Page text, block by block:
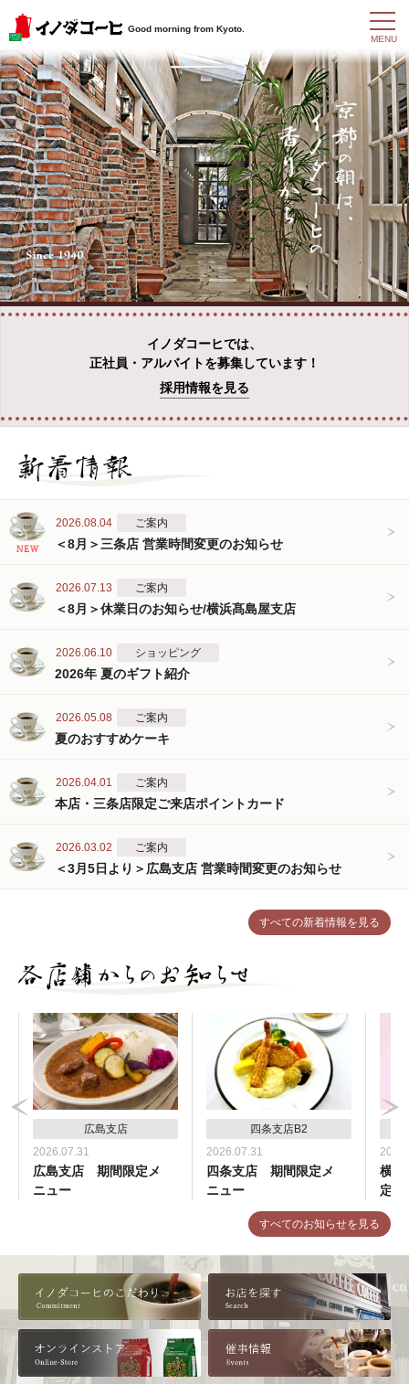
Good morning from Kyoto.
t
o
g
g
l
e
n
a
v
g
a
t
i
o
n
MENU
イノダコーヒでは、
正社員・アルバイトを募集しています！
採用情報を見る
すべての新着情報を見る
2026.08.04 ご案内
＜8月＞三条店 営業時間変更のお知らせ
2026.07.13 ご案内
＜8月＞休業日のお知らせ/横浜髙島屋支店
2026.06.10 ショッピング
2026年 夏のギフト紹介
2026.05.08 ご案内
夏のおすすめケーキ
2026.04.01 ご案内
本店・三条店限定ご来店ポイントカード
2026.03.02 ご案内
＜3月5日より＞広島支店 営業時間変更のお知らせ
すべてのお知らせを見る
広島支店
2026.07.31
広島支店 期間限定メ
ニュー
四条支店B2
2026.07.31
四条支店 期間限定メ
ニュー
横
定メ